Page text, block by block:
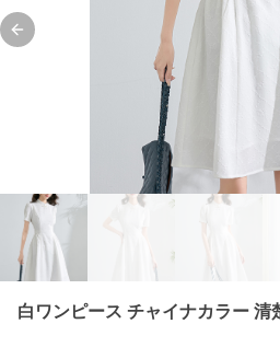
Previous slide
白ワンピース チャイナカラー 清